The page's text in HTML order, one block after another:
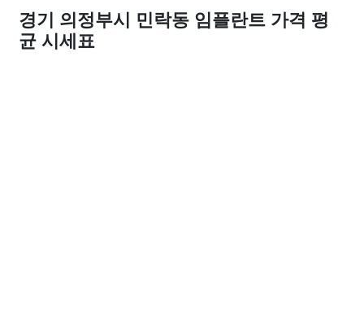
경기 의정부시 민락동 임플란트 가격 평
균 시세표